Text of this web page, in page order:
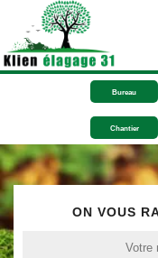
Bureau
Chantier
ON VOUS